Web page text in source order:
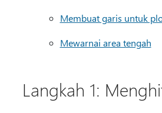
Membuat garis untuk
Mewarnai area tengah
Langkah 1: